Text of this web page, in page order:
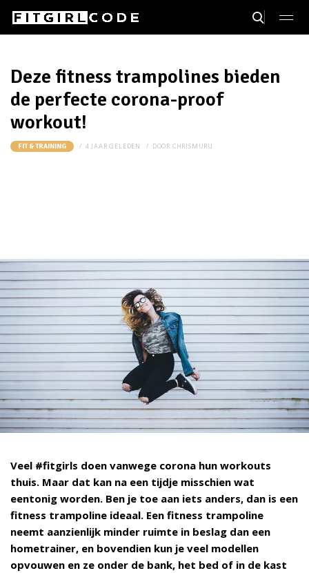
Deze fitness trampolines bieden
de perfecte corona-proof
workout!
FIT & TRAINING 4 JAAR GELEDEN DOOR CHRISMURU
Veel #fitgirls doen vanwege corona hun workouts
thuis. Maar dat kan na een tijdje misschien wat
eentonig worden. Ben je toe aan iets anders, dan is een
fitness trampoline ideaal. Een fitness trampoline
neemt aanzienlijk minder ruimte in beslag dan een
hometrainer, en bovendien kun je veel modellen
opvouwen en ze onder de bank, het bed of in de kast